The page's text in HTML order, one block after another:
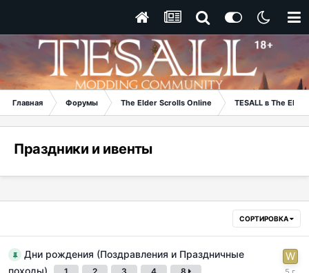
Главная Форумы The Elder Scrolls Online TESALL в The
Праздники и ивенты
СОРТИРОВКА
Дни рождения (Поздравления и Праздничные
походы)